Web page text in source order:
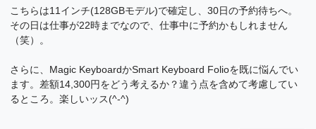
こちらは11インチ(128GBモデル)で確定し、30日の予約待ちへ。
その日は仕事が22時までなので、仕事中に予約かもしれません
（笑）。
さらに、Magic KeyboardかSmart Keyboard Folioを既に悩んでい
ます。差額14,300円をどう考えるか？違う点を含めて考慮してい
るところ。楽しいッス(^-^)